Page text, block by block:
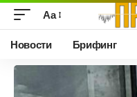
Аа
Новости Брифинг